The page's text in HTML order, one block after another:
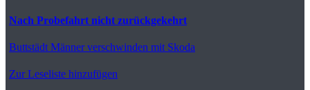
Nach Probefahrt nicht zurückgekehrt
Buttstädt Männer verschwinden mit Skoda
Zur Leseliste hinzufügen